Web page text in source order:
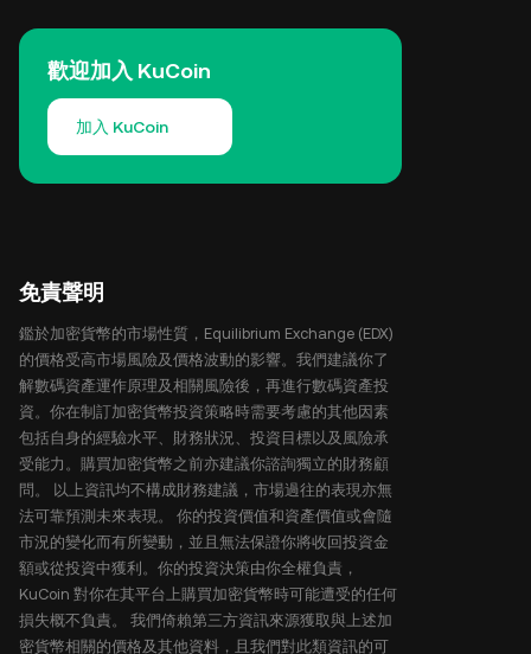
歡迎加入 KuCoin
加入 KuCoin
免責聲明
鑑於加密貨幣的市場性質，Equilibrium Exchange (EDX)
的價格受高市場風險及價格波動的影響。我們建議你了
解數碼資產運作原理及相關風險後，再進行數碼資產投
資。你在制訂加密貨幣投資策略時需要考慮的其他因素
包括自身的經驗水平、財務狀況、投資目標以及風險承
受能力。購買加密貨幣之前亦建議你諮詢獨立的財務顧
問。 以上資訊均不構成財務建議，市場過往的表現亦無
法可靠預測未來表現。 你的投資價值和資產價值或會隨
市況的變化而有所變動，並且無法保證你將收回投資金
額或從投資中獲利。你的投資決策由你全權負責，
KuCoin 對你在其平台上購買加密貨幣時可能遭受的任何
損失概不負責。 我們倚賴第三方資訊來源獲取與上述加
密貨幣相關的價格及其他資料，且我們對此類資訊的可